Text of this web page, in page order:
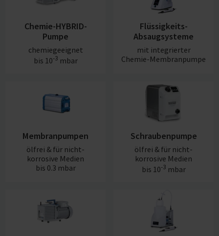
Chemie-HYBRID-
Pumpe
chemiegeeignet
bis 10-3 mbar
Flüssigkeits-
Absaugsysteme
mit integrierter
Chemie-Membranpumpe
Membranpumpen
ölfrei & für nicht-
korrosive Medien
bis 0.3 mbar
Schraubenpumpe
ölfrei & für nicht-
korrosive Medien
bis 10-3 mbar